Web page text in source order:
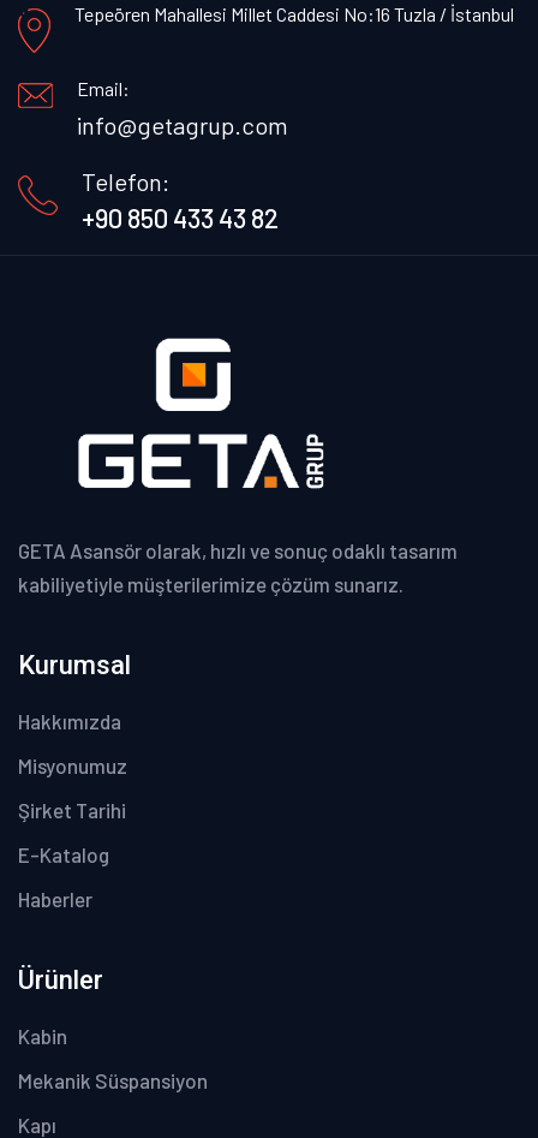
Tepeören Mahallesi Millet Caddesi No:16 Tuzla / İstanbul
Email:
info@getagrup.com
Telefon:
+90 850 433 43 82
GETA Asansör olarak, hızlı ve sonuç odaklı tasarım
kabiliyetiyle müşterilerimize çözüm sunarız.
Kurumsal
Hakkımızda
Misyonumuz
Şirket Tarihi
E-Katalog
Haberler
Ürünler
Kabin
Mekanik Süspansiyon
Kapı